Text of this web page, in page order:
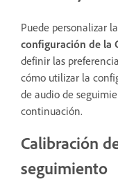
Puede personalizar
configuración de la
definir las
cómo utilizar la
de audio de
continuación.
Calibración
seguimiento